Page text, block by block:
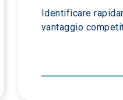
Identificare
vantaggio